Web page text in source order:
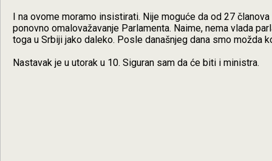
I na ovome moramo insistirati. Nije moguće da od 27
ponovno omalovažavanje Parlamenta. Naime, nema vlada
toga u Srbiji jako daleko. Posle današnjeg dana smo možda
Nastavak je u utorak u 10. Siguran sam da će biti i ministra.